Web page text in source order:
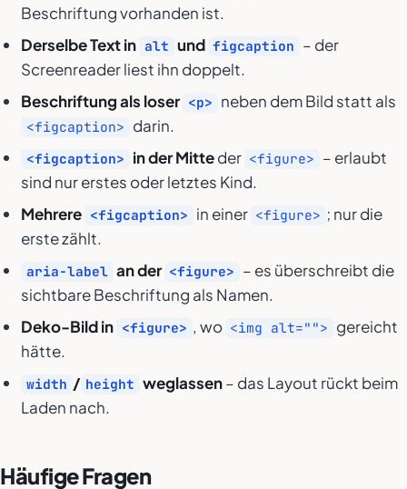
Beschriftung vorhanden ist.
Derselbe Text in alt und figcaption – der
Screenreader liest ihn doppelt.
Beschriftung als loser <p> neben dem Bild statt als
<figcaption> darin.
<figcaption> in der Mitteder <figure> – erlaubt
sind nur erstes oder letztes Kind.
Mehrere <figcaption> in einer <figure> ; nur die
erste zählt.
aria-label an der <figure> – es überschreibt die
sichtbare Beschriftung als Namen.
Deko-Bild in <figure> , wo <img alt=""> gereicht
hätte.
width / height weglassen– das Layout rückt beim
Laden nach.
Häufige Fragen